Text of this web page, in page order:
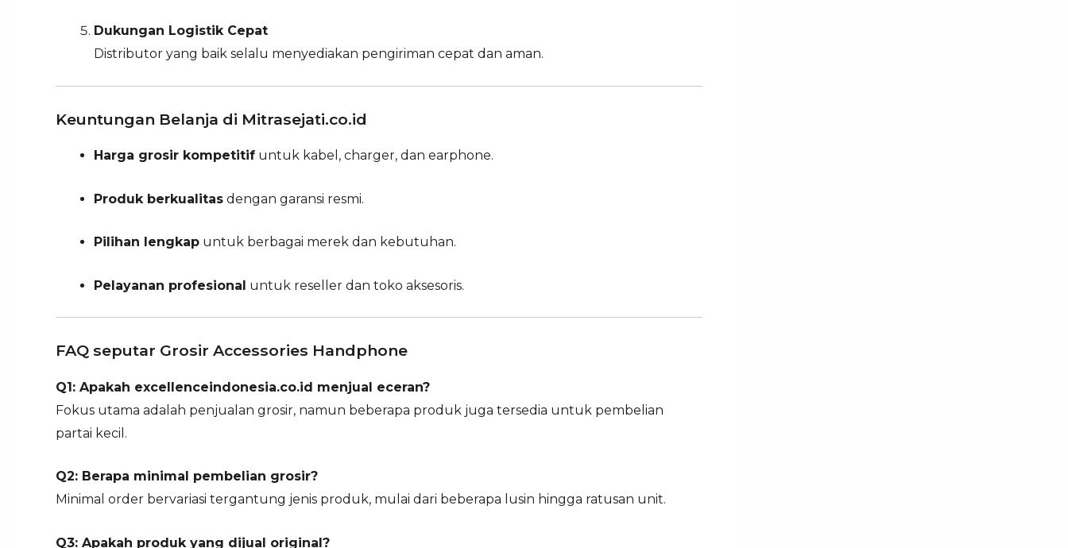
Dukungan Logistik Cepat
Distributor yang baik selalu menyediakan pengiriman cepat dan aman.
Keuntungan Belanja di Mitrasejati.co.id
Harga grosir kompetitif untuk kabel, charger, dan earphone.
Produk berkualitas dengan garansi resmi.
Pilihan lengkap untuk berbagai merek dan kebutuhan.
Pelayanan profesional untuk reseller dan toko aksesoris.
FAQ seputar Grosir Accessories Handphone
Q1: Apakah excellenceindonesia.co.id menjual eceran?
Fokus utama adalah penjualan grosir, namun beberapa produk juga tersedia untuk pembelian
partai kecil.
Q2: Berapa minimal pembelian grosir?
Minimal order bervariasi tergantung jenis produk, mulai dari beberapa lusin hingga ratusan unit.
Q3: Apakah produk yang dijual original?